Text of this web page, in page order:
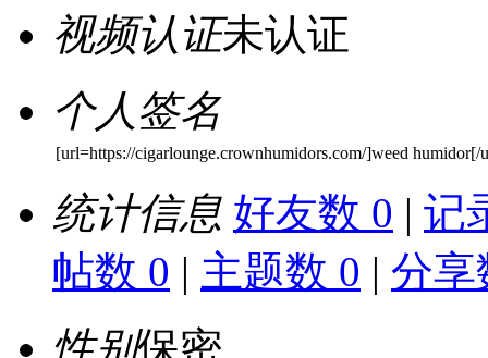
视频认证未认证
个人签名
[url=https://cigarlounge.crownhumidors.com/]weed humidor[/
统计信息 好友数 0 | 记
帖数 0 | 主题数 0 | 分享
性别保密